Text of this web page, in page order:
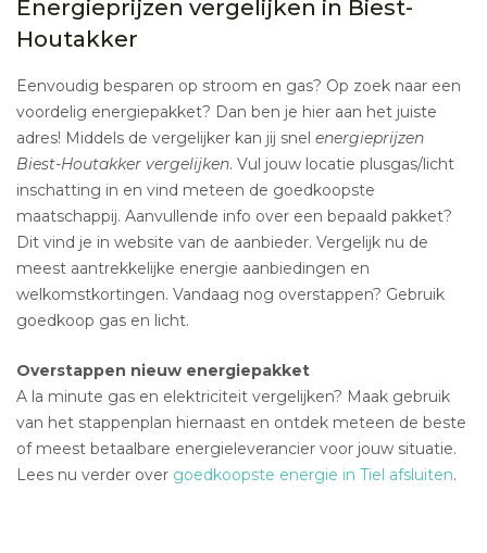
Energieprijzen vergelijken in Biest-
Houtakker
Eenvoudig besparen op stroom en gas? Op zoek naar een
voordelig energiepakket? Dan ben je hier aan het juiste
adres! Middels de vergelijker kan jij snel energieprijzen
Biest-Houtakker vergelijken. Vul jouw locatie plusgas/licht
inschatting in en vind meteen de goedkoopste
maatschappij. Aanvullende info over een bepaald pakket?
Dit vind je in website van de aanbieder. Vergelijk nu de
meest aantrekkelijke energie aanbiedingen en
welkomstkortingen. Vandaag nog overstappen? Gebruik
goedkoop gas en licht.
Overstappen nieuw energiepakket
A la minute gas en elektriciteit vergelijken? Maak gebruik
van het stappenplan hiernaast en ontdek meteen de beste
of meest betaalbare energieleverancier voor jouw situatie.
Lees nu verder over goedkoopste energie in Tiel afsluiten.